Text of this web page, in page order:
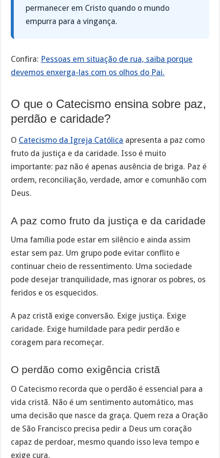
permanecer em Cristo quando o mundo
empurra para a vingança.
Confira: Pessoas em situação de rua, saiba porque
devemos enxerga-las com os olhos do Pai.
O que o Catecismo ensina sobre paz,
perdão e caridade?
O Catecismo da Igreja Católica apresenta a paz como
fruto da justiça e da caridade. Isso é muito
importante: paz não é apenas ausência de briga. Paz é
ordem, reconciliação, verdade, amor e comunhão com
Deus.
A paz como fruto da justiça e da caridade
Uma família pode estar em silêncio e ainda assim
estar sem paz. Um grupo pode evitar conflito e
continuar cheio de ressentimento. Uma sociedade
pode desejar tranquilidade, mas ignorar os pobres, os
feridos e os esquecidos.
A paz cristã exige conversão. Exige justiça. Exige
caridade. Exige humildade para pedir perdão e
coragem para recomeçar.
O perdão como exigência cristã
O Catecismo recorda que o perdão é essencial para a
vida cristã. Não é um sentimento automático, mas
uma decisão que nasce da graça. Quem reza a Oração
de São Francisco precisa pedir a Deus um coração
capaz de perdoar, mesmo quando isso leva tempo e
exige cura.